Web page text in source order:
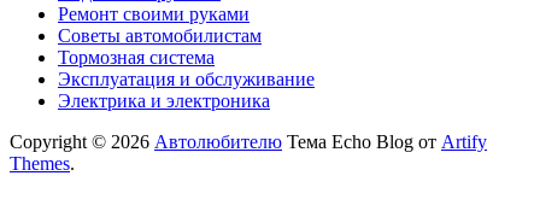
Ремонт своими руками
Советы автомобилистам
Тормозная система
Эксплуатация и обслуживание
Электрика и электроника
Copyright © 2026 Автолюбителю Тема Echo Blog от Artify
Themes.